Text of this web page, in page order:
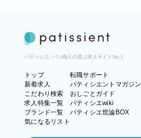
パティシエ、パン職人の選ぶ求人サイトNo.1
トップ
新着求人
こだわり検索
求人特集一覧
ブランド一覧
気になるリスト
転職サポート
パティシエントマガジン
おしごとガイド
パティシエwiki
パティシエ世論BOX